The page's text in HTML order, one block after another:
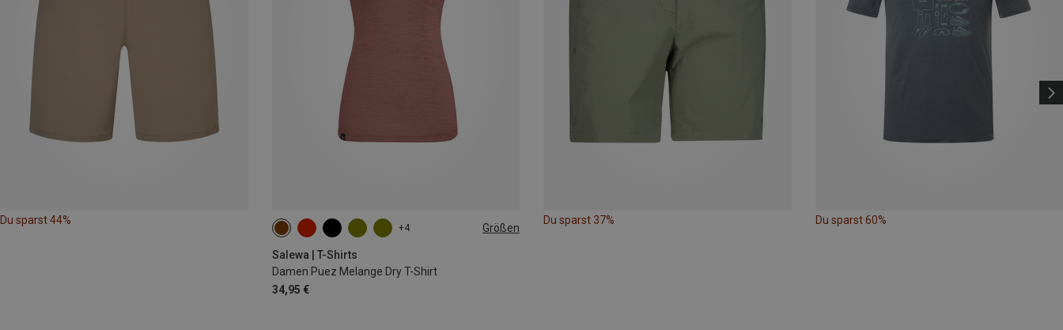
Du sparst 44%
+4 Größen
Salewa | T-Shirts
Damen Puez Melange Dry T-Shirt
34,95 €
XS S M XL
Du sparst 37% Du sparst 60%